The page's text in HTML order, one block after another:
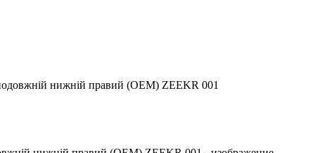
нижній правий (OEM) ZEEKR 001